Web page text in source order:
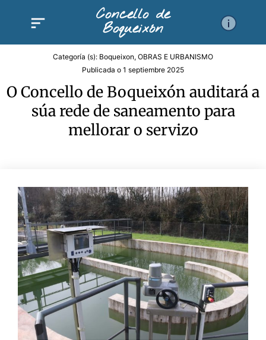
Concello de
Boqueixón
Categoría (s): Boqueixon, OBRAS E URBANISMO
Publicada o 1 septiembre 2025
O Concello de Boqueixón auditará a
súa rede de saneamento para
mellorar o servizo